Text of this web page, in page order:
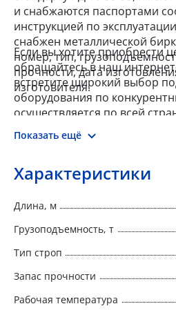
и снабжаются паспортами
инструкцией по
снабжен металлической
номер, тип,
прочности, дата
изготовителя.
Если вы хотите приобрести
обращайтесь в наш
встретите широкий выбор
оборудования по
осуществляется по всей
заказать товар из любого
Показать ещё
Характеристики
Длина, м
Грузоподъемность, т
Тип строп
Запас прочности
Рабочая температура